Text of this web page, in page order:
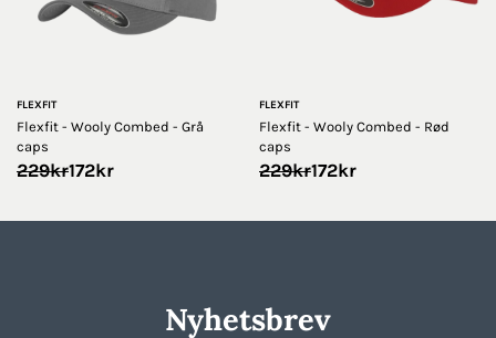
FLEXFIT
Flexfit - Wooly Combed - Grå
caps
229kr
Opprinnelig
229kr.
172kr
Nåværende
172kr.
FLEXFIT
Flexfit - Wooly Combed - Rød
caps
229kr
Opprinnelig
229kr.
172kr
Nåværende
172kr.
Nyhetsbrev